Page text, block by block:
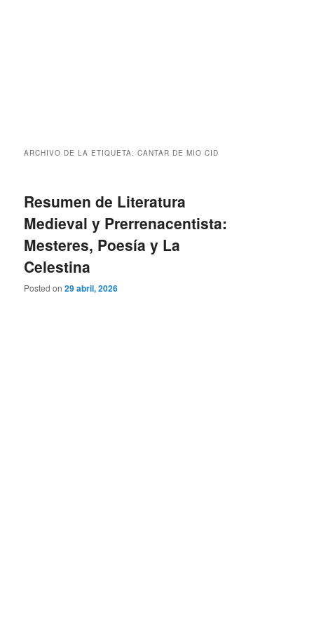
ARCHIVO DE LA ETIQUETA:CANTAR DE MIO CID
Resumen de Literatura
Medieval y Prerrenacentista:
Mesteres, Poesía y La
Celestina
Posted on29 abril, 2026